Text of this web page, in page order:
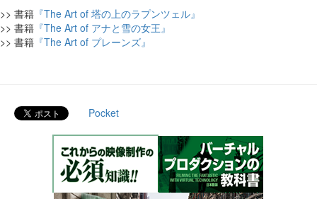
>> 書籍 『The Art of 塔の上のラプンツェル』
>> 書籍 『The Art of アナと雪の女王』
>> 書籍 『The Art of プレーンズ』
Pocket